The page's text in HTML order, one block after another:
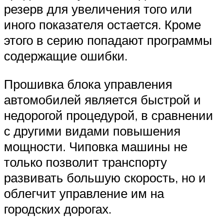
резерв для увеличения того или
иного показателя остается. Кроме
этого в серию попадают программы
содержащие ошибки.
Прошивка блока управления
автомобилей является быстрой и
недорогой процедурой, в сравнении
с другими видами повышения
мощности. Чиповка машины не
только позволит транспорту
развивать большую скорость, но и
облегчит управление им на
городских дорогах.